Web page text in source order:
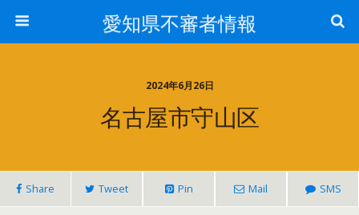
愛知県不審者情報
2024年6月26日
名古屋市守山区
Share Tweet Pin Mail SMS